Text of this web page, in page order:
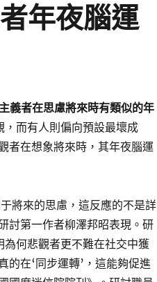
年夜腦運
義者在思慮將來時有類似的年
而有人則偏向預設最壞成
者在想象將來時，其年夜腦運
將來的思慮，這反應的不是詳
討第一作者柳澤邦昭表現。研
何悲觀者更不難在社交中獲
的在‘同步運轉’，這能夠促進